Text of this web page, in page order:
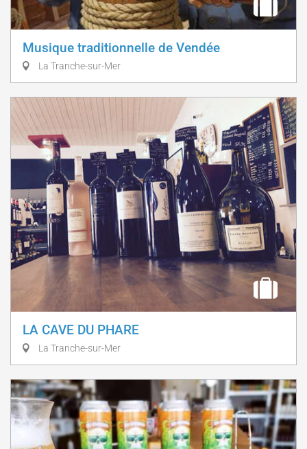
Musique traditionnelle de Vendée
La Tranche-sur-Mer
LA CAVE DU PHARE
La Tranche-sur-Mer